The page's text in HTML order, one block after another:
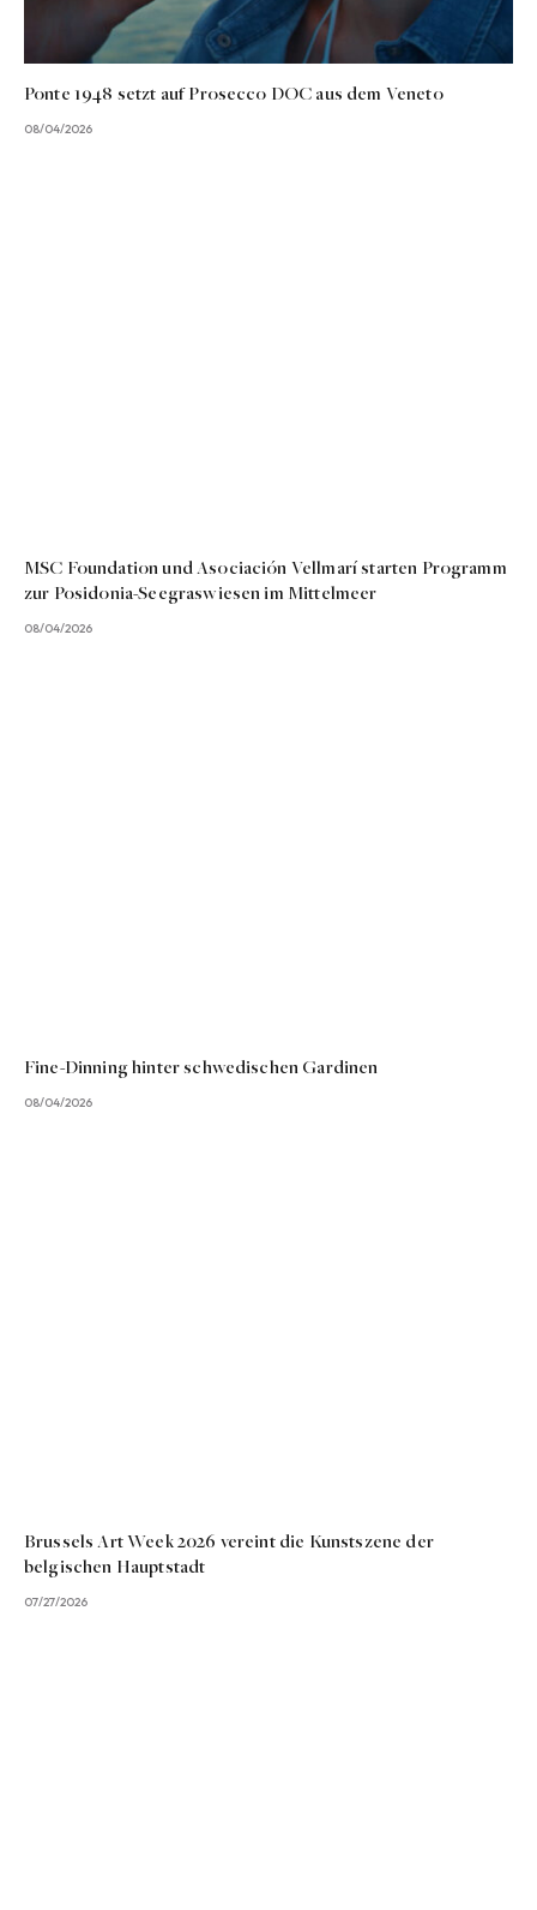
Ponte 1948 setzt auf Prosecco DOC aus dem Veneto
08/04/2026
MSC Foundation und Asociación Vellmarí starten Programm
zur Posidonia-Seegraswiesen im Mittelmeer
08/04/2026
Fine-Dinning hinter schwedischen Gardinen
08/04/2026
Brussels Art Week 2026 vereint die Kunstszene der
belgischen Hauptstadt
07/27/2026